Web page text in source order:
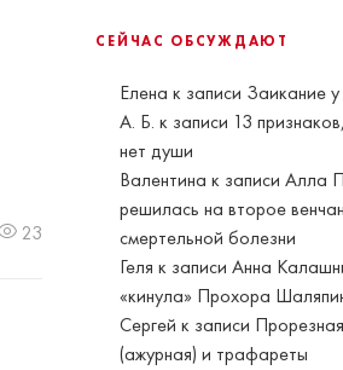
СЕЙЧАС ОБСУЖДАЮТ
Елена к записи Заикание
А. Б. к записи 13
нет души
Валентина к записиАлла
решилась на второе
смертельной болезни
Геля к записиАнна
«кинула» Прохора
Сергей к записи
(ажурная) и трафареты
23